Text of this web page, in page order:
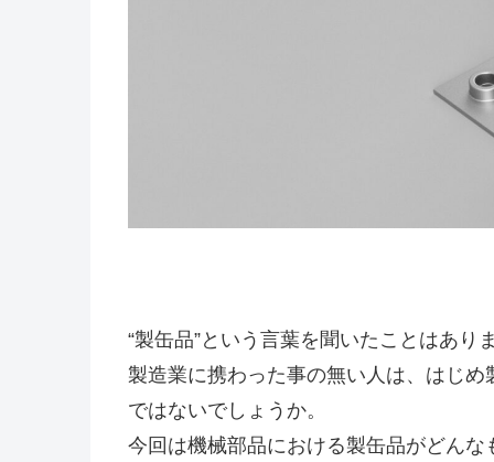
“製缶品”という言葉を聞いたことはあり
製造業に携わった事の無い人は、はじ
ではないでしょうか。
今回は機械部品における製缶品がどんな